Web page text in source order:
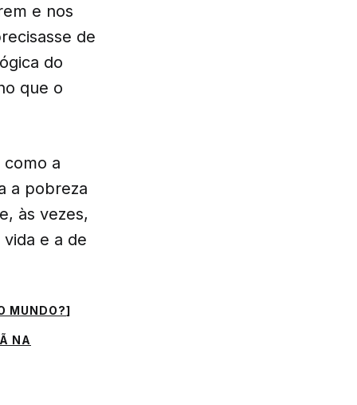
e nos
de
do
que o
a
a pobreza
às vezes,
e a de
MUNDO?]
NA